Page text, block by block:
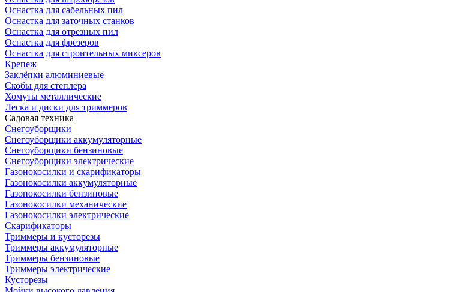
Оснастка для сабельных пил
Оснастка для заточных станков
Оснастка для отрезных пил
Оснастка для фрезеров
Оснастка для строительных миксеров
Крепеж
Заклёпки алюминиевые
Скобы для степлера
Хомуты металлические
Леска и диски для триммеров
Садовая техника
Снегоуборщики
Снегоуборщики аккумуляторные
Снегоуборщики бензиновые
Снегоуборщики электрические
Газонокосилки и скарификаторы
Газонокосилки аккумуляторные
Газонокосилки бензиновые
Газонокосилки механические
Газонокосилки электрические
Скарификаторы
Триммеры и кусторезы
Триммеры аккумуляторные
Триммеры бензиновые
Триммеры электрические
Кусторезы